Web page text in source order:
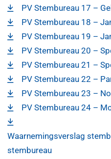
PV Stembureau 17 –
PV Stembureau 18 –
PV Stembureau 19 –
PV Stembureau 20 –
PV Stembureau 21 –
PV Stembureau 22 –
PV Stembureau 23 –
PV Stembureau 24 –
Waarnemingsverslag
stembureau